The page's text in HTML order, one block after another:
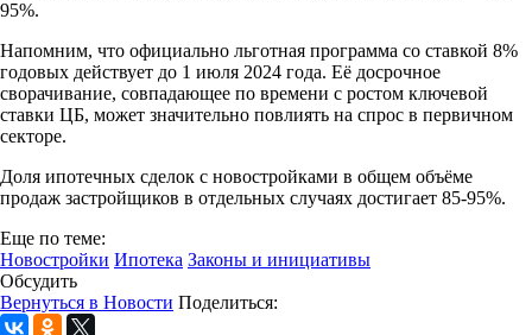
95%.
Напомним, что официально льготная программа со ставкой 8%
годовых действует до 1 июля 2024 года. Её досрочное
сворачивание, совпадающее по времени с ростом ключевой
ставки ЦБ, может значительно повлиять на спрос в первичном
секторе.
Доля ипотечных сделок с новостройками в общем объёме
продаж застройщиков в отдельных случаях достигает 85-95%.
Еще по теме:
Новостройки Ипотека Законы и инициативы
Обсудить
Вернуться в Новости Поделиться: